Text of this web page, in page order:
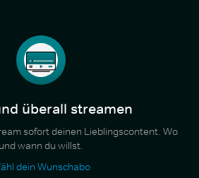
überall streamen
sofort deinen Lieblingscontent. Wo
und wann du willst.
dein Wunschabo